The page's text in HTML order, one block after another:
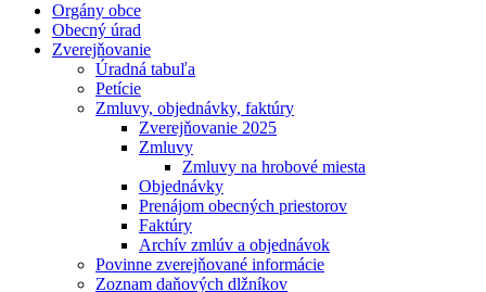
Orgány obce
Obecný úrad
Zverejňovanie
Úradná tabuľa
Petície
Zmluvy, objednávky, faktúry
Zverejňovanie 2025
Zmluvy
Zmluvy na hrobové miesta
Objednávky
Prenájom obecných priestorov
Faktúry
Archív zmlúv a objednávok
Povinne zverejňované informácie
Zoznam daňových dlžníkov